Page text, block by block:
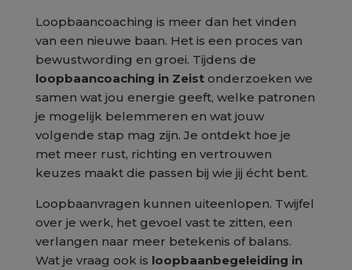
Loopbaancoaching is meer dan het vinden
van een nieuwe baan. Het is een proces van
bewustwording en groei. Tijdens de
loopbaancoaching in Zeistonderzoeken we
samen wat jou energie geeft, welke patronen
je mogelijk belemmeren en wat jouw
volgende stap mag zijn. Je ontdekt hoe je
met meer rust, richting en vertrouwen
keuzes maakt die passen bij wie jij écht bent.
Loopbaanvragen kunnen uiteenlopen. Twijfel
over je werk, het gevoel vast te zitten, een
verlangen naar meer betekenis of balans.
Wat je vraag ook is loopbaanbegeleiding in